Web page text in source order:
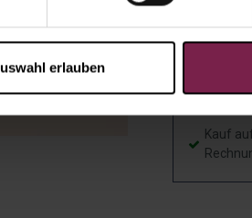
erlauben
Kauf